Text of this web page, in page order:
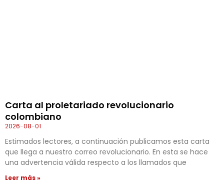
Carta al proletariado revolucionario
colombiano
2026-08-01
Estimados lectores, a continuación publicamos esta carta
que llega a nuestro correo revolucionario. En esta se hace
una advertencia válida respecto a los llamados que
Leer más »